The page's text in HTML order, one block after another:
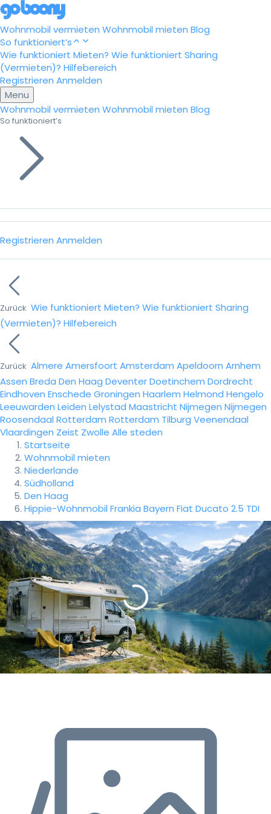
Wohnmobil vermieten Wohnmobil mieten Blog
So funktioniert’s
Wie funktioniert Mieten? Wie funktioniert Sharing
(Vermieten)? Hilfebereich
Registrieren Anmelden
Menu
Wohnmobil vermieten Wohnmobil mieten Blog
So funktioniert’s
Registrieren Anmelden
Zurück Wie funktioniert Mieten? Wie funktioniert Sharing
(Vermieten)? Hilfebereich
Zurück Almere Amersfoort Amsterdam Apeldoorn Arnhem
Assen Breda Den Haag DeventerDoetinchem Dordrecht
Eindhoven Enschede Groningen Haarlem Helmond Hengelo
Leeuwarden Leiden Lelystad Maastricht Nijmegen Nijmegen
Roosendaal Rotterdam Rotterdam Tilburg Veenendaal
Vlaardingen Zeist Zwolle Alle steden
Startseite
Wohnmobil mieten
Niederlande
Südholland
Den Haag
Hippie-Wohnmobil Frankia Bayern Fiat Ducato 2.5 TDI